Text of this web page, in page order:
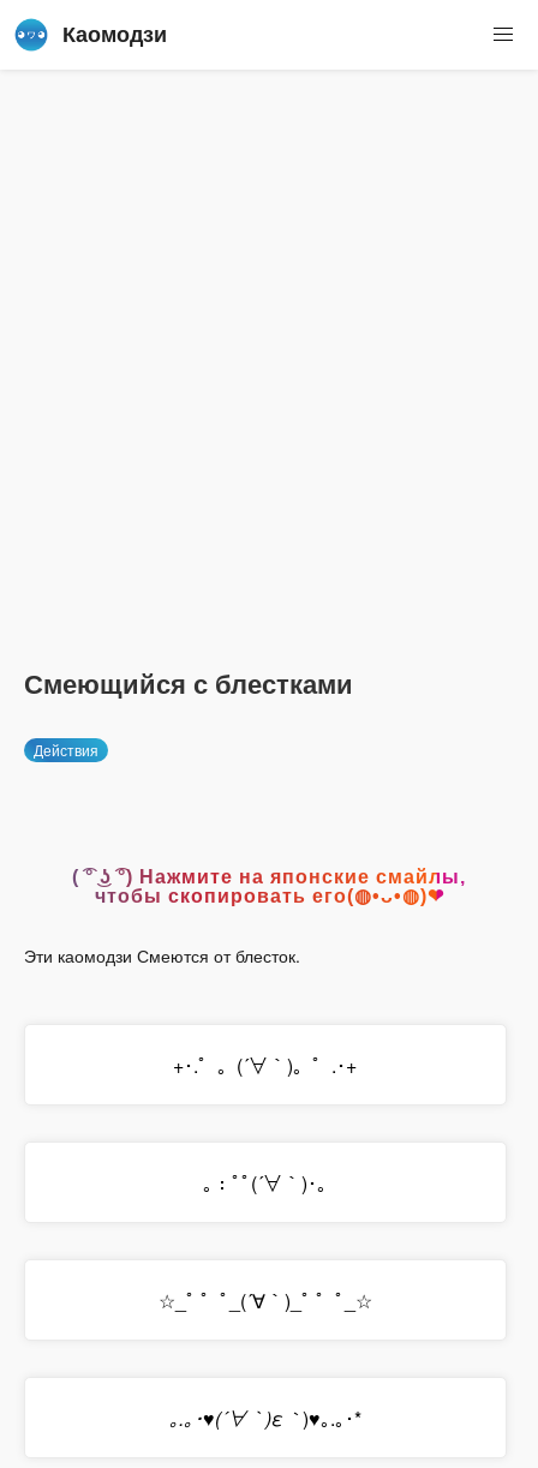
Каомодзи
Смеющийся с блестками
Действия
( ͡° ͜ʖ ͡°) Нажмите на японские смайлы,
чтобы скопировать его(◍•ᴗ•◍)❤
Эти каомодзи Смеются от блесток.
+･.゜。(´∀｀)。゜.･+
｡：ﾟﾟ(´∀｀)･｡
☆_ﾟ ゜ﾟ_(´∀｀)_ﾟ ゜ﾟ_☆
｡.｡･♥(´∀｀)ε｀)♥｡.｡･*